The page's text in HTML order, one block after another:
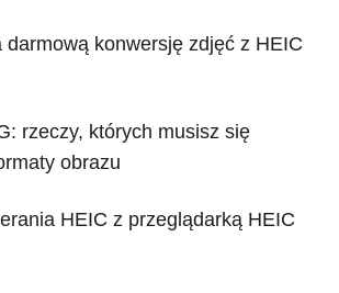
darmową konwersję zdjęć z HEIC
rzeczy, których musisz się
obrazu
HEIC z przeglądarką HEIC